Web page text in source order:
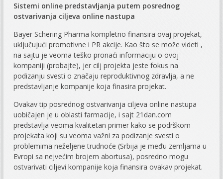
Sistemi online predstavljanja putem posrednog
ostvarivanja ciljeva online nastupa
Bayer Schering Pharma kompletno finansira ovaj projekat,
uključujući promotivne i PR akcije. Kao što se može videti ,
na sajtu je veoma teško pronaći informaciju o ovoj
kompaniji (probajte), jer cilj projekta jeste fokus na
podizanju svesti o značaju reproduktivnog zdravlja, a ne
predstavljanje kompanije koja finasira projekat.
Ovakav tip posrednog ostvarivanja ciljeva online nastupa
uobičajen je u oblasti farmacije, i sajt 21dan.com
predstavlja veoma kvalitetan primer kako se podrškom
projekata koji su veoma važni za podizanje svesti o
problemima neželjene trudnoće (Srbija je među zemljama u
Evropi sa nejvećim brojem abortusa), posredno mogu
ostvarivati ciljevi kompanije koja finansira ovakav projekat.